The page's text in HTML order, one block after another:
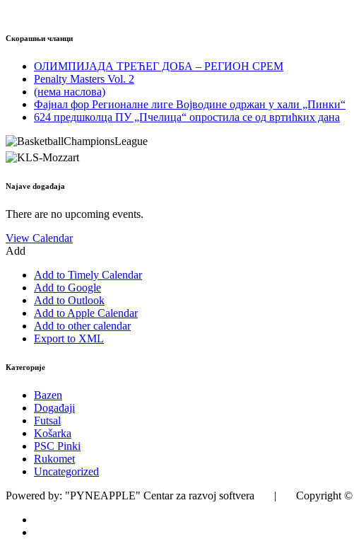
Скорашњи чланци
ОЛИМПИЈАДА ТРЕЋЕГ ДОБА – РЕГИОН СРЕМ
Penalty Masters Vol. 2
(нема наслова)
Фајнал фор Регионалне лиге Војводине одржан у хали „Пинки“
624 предшколца ПУ „Пчелица“ опростила се од вртићких дана
Najave događaja
There are no upcoming events.
View Calendar
Add
Add to Timely Calendar
Add to Google
Add to Outlook
Add to Apple Calendar
Add to other calendar
Export to XML
Категорије
Bazen
Događaji
Futsal
Košarka
PSC Pinki
Rukomet
Uncategorized
Powered by: "PYNEAPPLE" Centar za razvoj softvera | Copyright ©